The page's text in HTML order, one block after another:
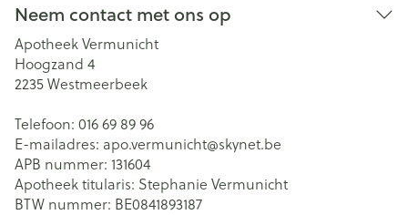
Neem contact met ons op
Apotheek Vermunicht
Hoogzand 4
2235Westmeerbeek
Telefoon: 016 69 89 96
E-mailadres: apo.vermunicht@skynet.be
APB nummer: 131604
Apotheek titularis: Stephanie Vermunicht
BTW nummer: BE0841893187